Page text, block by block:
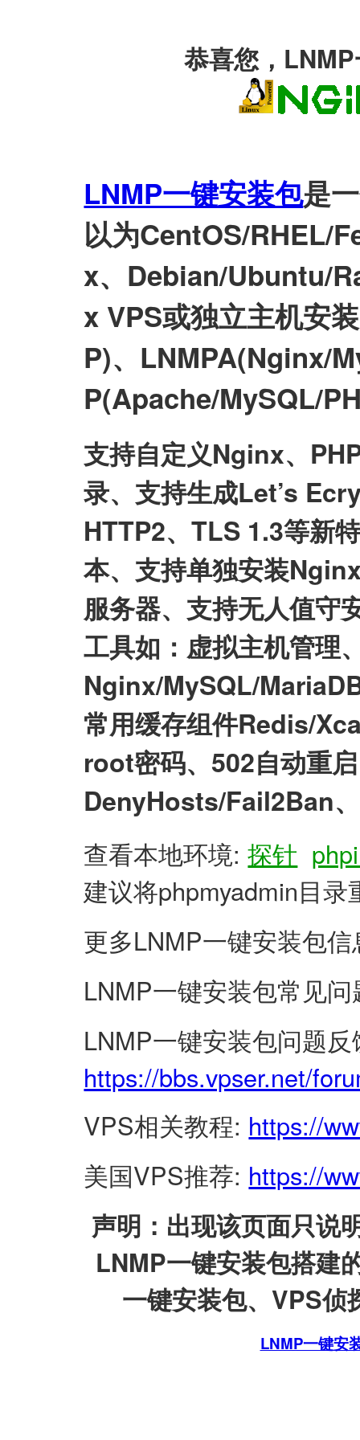
恭喜您，
LNMP一键安装包是
以为CentOS/RHEL/
x、Debian/Ubuntu/
x VPS或独立主机安
P)、LNMPA(Nginx/
P(Apache/MySQL/
支持自定义Nginx、
录、支持生成Let’s
HTTP2、TLS 1.3等新
本、支持单独安装
服务器、支持无人值守
工具如：虚拟主机管理
Nginx/MySQL/
常用缓存组件Redis/
root密码、502自动重
DenyHosts/Fail2Ban
查看本地环境:探针
建议将phpmyadmin目
更多LNMP一键安装包
LNMP一键安装包常见
LNMP一键安装包问题
https://bbs.vpser.net/
VPS相关教程: https://
美国VPS推荐: https://
声明：出现该页面只说
LNMP一键安装包搭建
一键安装包、VPS
LNMP一键安